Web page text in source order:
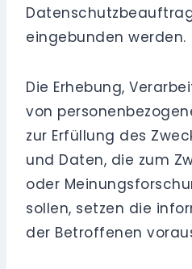
eingebunden werden.
Die Erhebung,
von
zur Erfüllung des
und Daten, die zum
oder
sollen, setzen die
der Betroffenen